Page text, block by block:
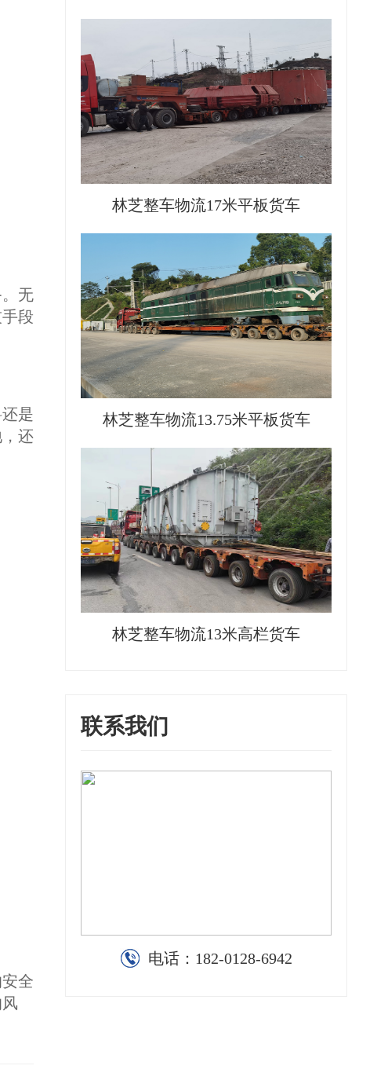
无
段
是
还
全
林芝整车物流17米平板货车
林芝整车物流13.75米平板货车
林芝整车物流13米高栏货车
联系我们
电话： 182-0128-6942